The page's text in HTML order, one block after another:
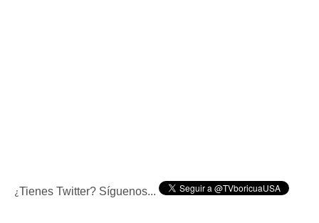
¿Tienes Twitter? Síguenos...